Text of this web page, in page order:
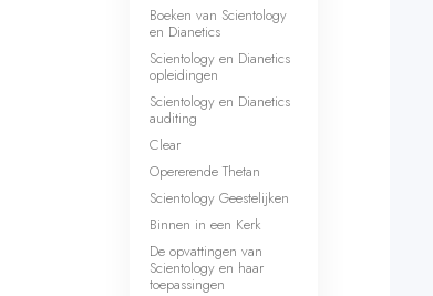
Boeken van Scientology
en Dianetics
Scientology en Dianetics
opleidingen
Scientology en Dianetics
auditing
Clear
Opererende Thetan
Scientology Geestelijken
Binnen in een Kerk
De opvattingen van
Scientology en haar
toepassingen